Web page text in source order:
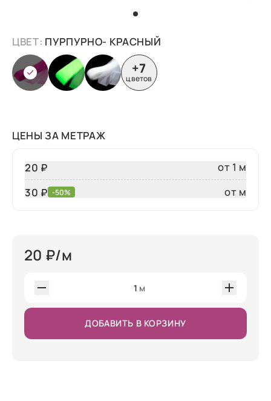
ЦВЕТ: ПУРПУРНО- КРАСНЫЙ
+7
цветов
ЦЕНЫ ЗА МЕТРАЖ
20 ₽
от 1 м
30 ₽ -50% от м
20 ₽/м
1 м
ДОБАВИТЬ В КОРЗИНУ